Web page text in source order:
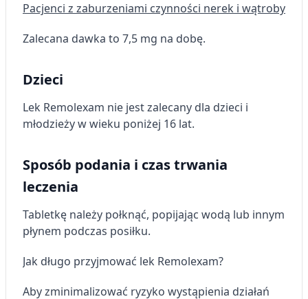
Pacjenci z zaburzeniami czynności nerek i wątroby
Zalecana dawka to 7,5 mg na dobę.
Dzieci
Lek Remolexam nie jest zalecany dla dzieci i
młodzieży w wieku poniżej 16 lat.
Sposób podania i czas trwania
leczenia
Tabletkę należy połknąć, popijając wodą lub innym
płynem podczas posiłku.
Jak długo przyjmować lek Remolexam?
Aby zminimalizować ryzyko wystąpienia działań